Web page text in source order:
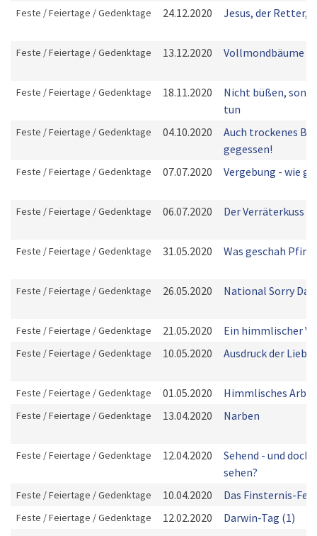
Feste / Feiertage / Gedenktage 24.12.2020 Jesus, der Retter,
Feste / Feiertage / Gedenktage 13.12.2020 Vollmondbäume
Feste / Feiertage / Gedenktage 18.11.2020
Nicht büßen,
tun
Feste / Feiertage / Gedenktage 04.10.2020
Auch trockenes
gegessen!
Feste / Feiertage / Gedenktage 07.07.2020 Vergebung - wie
Feste / Feiertage / Gedenktage 06.07.2020 Der Verräterkuss
Feste / Feiertage / Gedenktage 31.05.2020 Was geschah
Feste / Feiertage / Gedenktage 26.05.2020 National Sorry Day
Feste / Feiertage / Gedenktage 21.05.2020 Ein himmlischer
Feste / Feiertage / Gedenktage 10.05.2020 Ausdruck der Liebe
Feste / Feiertage / Gedenktage 01.05.2020 Himmlisches
Feste / Feiertage / Gedenktage 13.04.2020 Narben
Feste / Feiertage / Gedenktage 12.04.2020
Sehend - und doch
sehen?
Feste / Feiertage / Gedenktage 10.04.2020 Das Finsternis-
Feste / Feiertage / Gedenktage 12.02.2020 Darwin-Tag (1)